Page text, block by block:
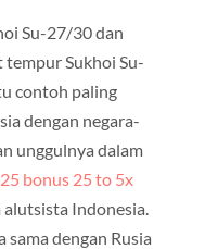
Su-27/30 dan
tempur Sukhoi Su-
contoh paling
dengan negara-
unggulnya dalam
bonus 25 to 5x
Indonesia.
sama dengan Rusia